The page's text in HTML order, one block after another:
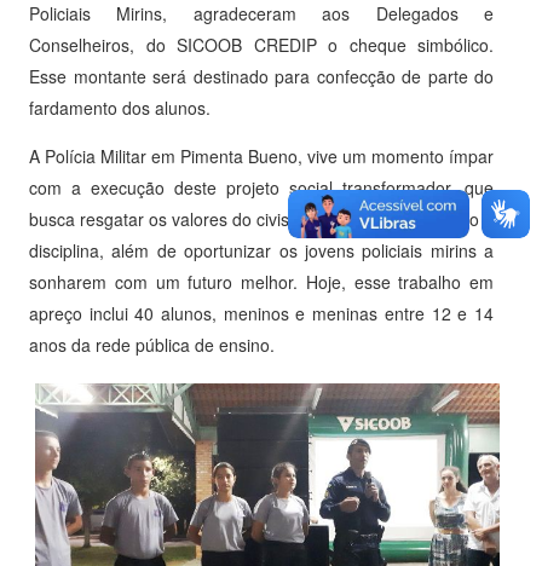
Policiais Mirins, agradeceram aos Delegados e
Conselheiros, do SICOOB CREDIP o cheque simbólico.
Esse montante será destinado para confecção de parte do
fardamento dos alunos.
A Polícia Militar em Pimenta Bueno, vive um momento ímpar
com a execução deste projeto social transformador, que
busca resgatar os valores do civismo, patriotismo, respeito e
disciplina, além de oportunizar os jovens policiais mirins a
sonharem com um futuro melhor. Hoje, esse trabalho em
apreço inclui 40 alunos, meninos e meninas entre 12 e 14
anos da rede pública de ensino.